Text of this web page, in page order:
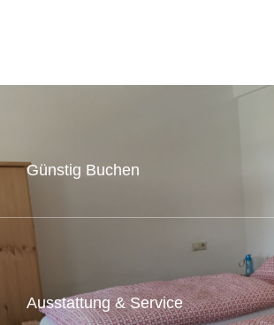
Günstig Buchen
Ausstattung & Service